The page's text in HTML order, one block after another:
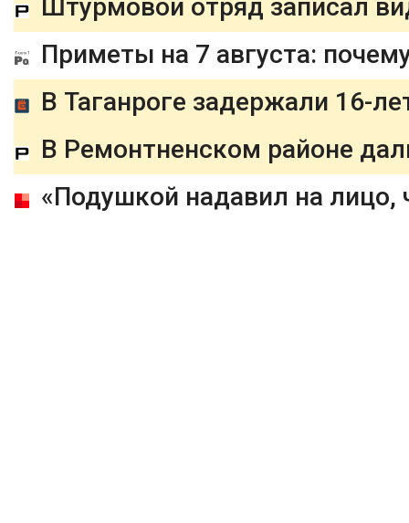
Приметы на 7 августа:
В Таганроге задержали 16-
В Ремонтненском районе